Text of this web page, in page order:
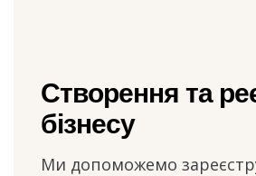
Створення та
бізнесу
Ми допоможемо